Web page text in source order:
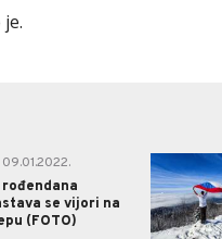
09.01.2022.
se vijori na
(FOTO)